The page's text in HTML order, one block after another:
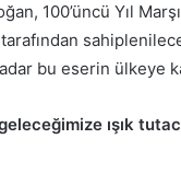
100’üncü Yıl
bu eserin ülkeye
ışık